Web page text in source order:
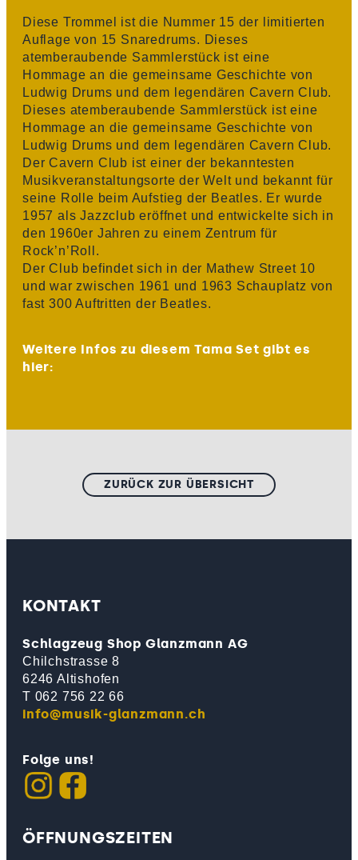
Diese Trommel ist die Nummer 15 der limitierten
Auflage von 15 Snaredrums. Dieses
atemberaubende Sammlerstück ist eine
Hommage an die gemeinsame Geschichte von
Ludwig Drums und dem legendären Cavern Club.
Dieses atemberaubende Sammlerstück ist eine
Hommage an die gemeinsame Geschichte von
Ludwig Drums und dem legendären Cavern Club.
Der Cavern Club ist einer der bekanntesten
Musikveranstaltungsorte der Welt und bekannt für
seine Rolle beim Aufstieg der Beatles. Er wurde
1957 als Jazzclub eröffnet und entwickelte sich in
den 1960er Jahren zu einem Zentrum für
Rock’n’Roll.
Der Club befindet sich in der Mathew Street 10
und war zwischen 1961 und 1963 Schauplatz von
fast 300 Auftritten der Beatles.
Weitere Infos zu diesem Tama Set gibt es
hier:
ZURÜCK ZUR ÜBERSICHT
KONTAKT
Schlagzeug Shop Glanzmann AG
Chilchstrasse 8
6246 Altishofen
T 062 756 22 66
info@musik-glanzmann.ch
Folge uns!
ÖFFNUNGSZEITEN